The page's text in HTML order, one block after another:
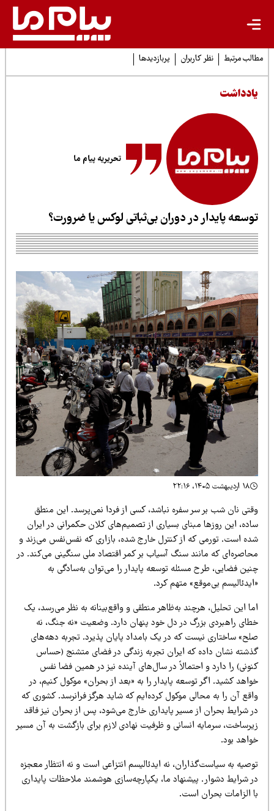
مرتبط نظر کاربران پربازدیدها
تحریریه پیام ما
پایدار در دوران بی‌ثباتی لوکس یا ضرورت؟
نان شب بر سر سفره نباشد، کسی از فردا نمی‌پرسد. این منطق
این روزها مبنای بسیاری از تصمیم‌های کلان حکمرانی در ایران
است. تورمی که از کنترل خارج شده، بازاری که نفس‌نفس می‌زند و
که مانند سنگ آسیاب بر کمر اقتصاد ملی سنگینی می‌کند. در
فضایی، طرح مسئله توسعه پایدار را می‌توان به‌سادگی به
بی‌موقع» متهم کرد.
این تحلیل، هرچند به‌ظاهر منطقی و واقع‌بینانه به نظر می‌رسد، یک
راهبردی بزرگ در دل خود پنهان دارد. وضعیت «نه جنگ، نه
ساختاری نیست که در یک بامداد پایان پذیرد. تجربه دهه‌های
نشان داده که ایران تجربه زندگی در فضای متشنج (حساس
را دارد و احتمالاً در سال‌های آینده نیز در همین فضا نفس
کشید. اگر توسعه پایدار را به «بعد از بحران» موکول کنیم، در
آن را به محالی موکول کرده‌ایم که شاید هرگز فرانرسد. کشوری که
شرایط بحران از مسیر پایداری خارج می‌شود، پس از بحران نیز فاقد
سرمایه انسانی و ظرفیت نهادی لازم برای بازگشت به آن مسیر
بود.
به سیاست‌گذاران، نه ایدئالیسم انتزاعی است و نه انتظار معجزه
شرایط دشوار. پیشنهاد ما، یکپارچه‌سازی هوشمند ملاحظات پایداری
الزامات بحران است.